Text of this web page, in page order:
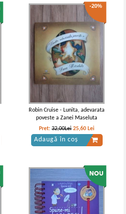
-20%
Robin Cruise - Lunita, adevarata
poveste a Zanei Maseluta
Pret:32,00Lei 25,60 Lei
Adaugă în coș